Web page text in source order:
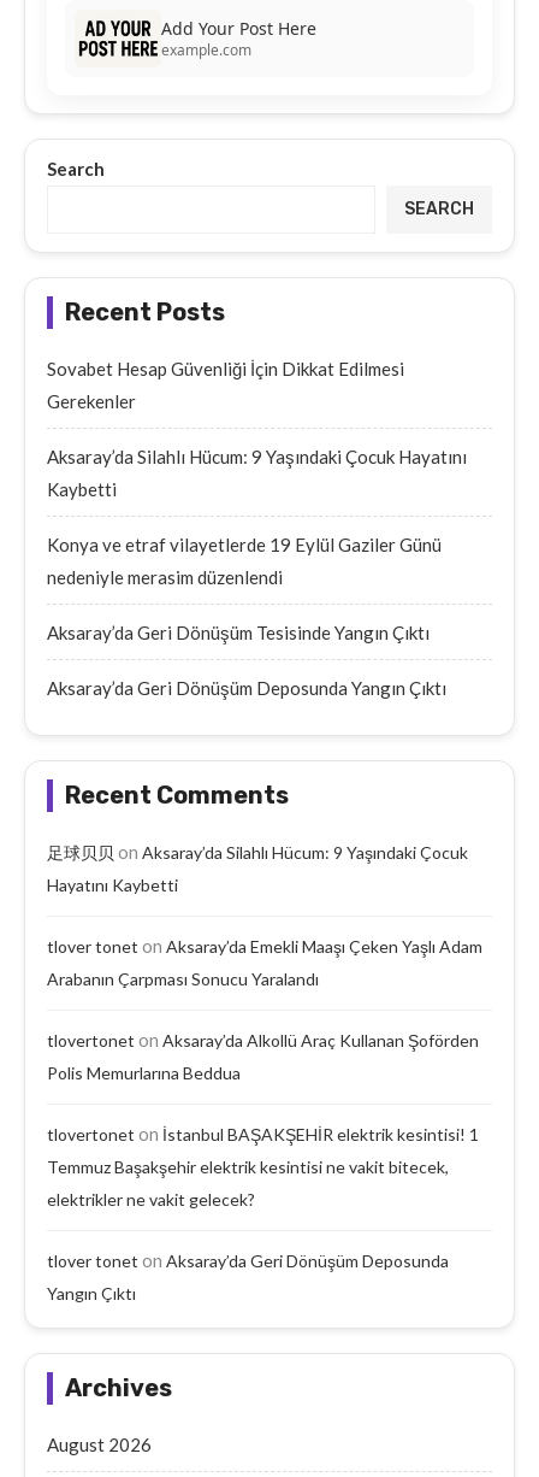
Add Your Post Here
example.com
Search
SEARCH
Recent Posts
Sovabet Hesap Güvenliği İçin Dikkat Edilmesi
Gerekenler
Aksaray’da Silahlı Hücum: 9 Yaşındaki Çocuk Hayatını
Kaybetti
Konya ve etraf vilayetlerde 19 Eylül Gaziler Günü
nedeniyle merasim düzenlendi
Aksaray’da Geri Dönüşüm Tesisinde Yangın Çıktı
Aksaray’da Geri Dönüşüm Deposunda Yangın Çıktı
Recent Comments
足球贝贝 on Aksaray’da Silahlı Hücum: 9 Yaşındaki Çocuk
Hayatını Kaybetti
tlover tonet on Aksaray’da Emekli Maaşı Çeken Yaşlı Adam
Arabanın Çarpması Sonucu Yaralandı
tlovertonet on Aksaray’da Alkollü Araç Kullanan Şoförden
Polis Memurlarına Beddua
tlovertonet on İstanbul BAŞAKŞEHİR elektrik kesintisi! 1
Temmuz Başakşehir elektrik kesintisi ne vakit bitecek,
elektrikler ne vakit gelecek?
tlover tonet on Aksaray’da Geri Dönüşüm Deposunda
Yangın Çıktı
Archives
August 2026